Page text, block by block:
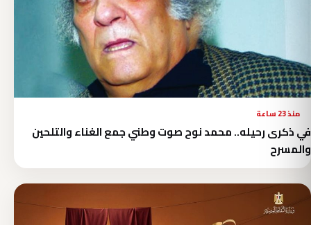
منذ 23 ساعة
في ذكرى رحيله.. محمد نوح صوت وطني جمع الغناء والتلحين
والمسرح